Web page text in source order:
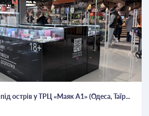
острів у ТРЦ «Маяк А1» (Одеса, Таїр...